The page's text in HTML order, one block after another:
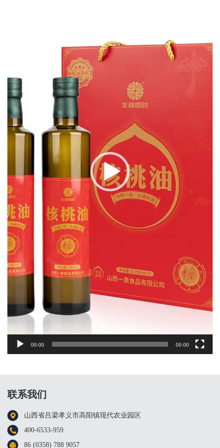
00:00 00:00
联系我们
山西省吕梁孝义市高阳镇现代农业园区
400-6533-959
86 (0358) 788 9057